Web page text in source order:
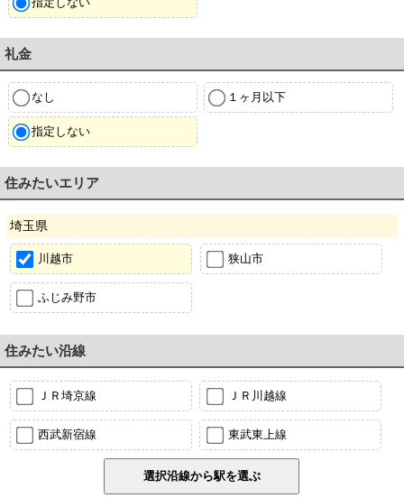
礼金
なし １ヶ月以下
指定しない
住みたいエリア
埼玉県
川越市 狭山市
ふじみ野市
住みたい沿線
ＪＲ埼京線 ＪＲ川越線
西武新宿線 東武東上線